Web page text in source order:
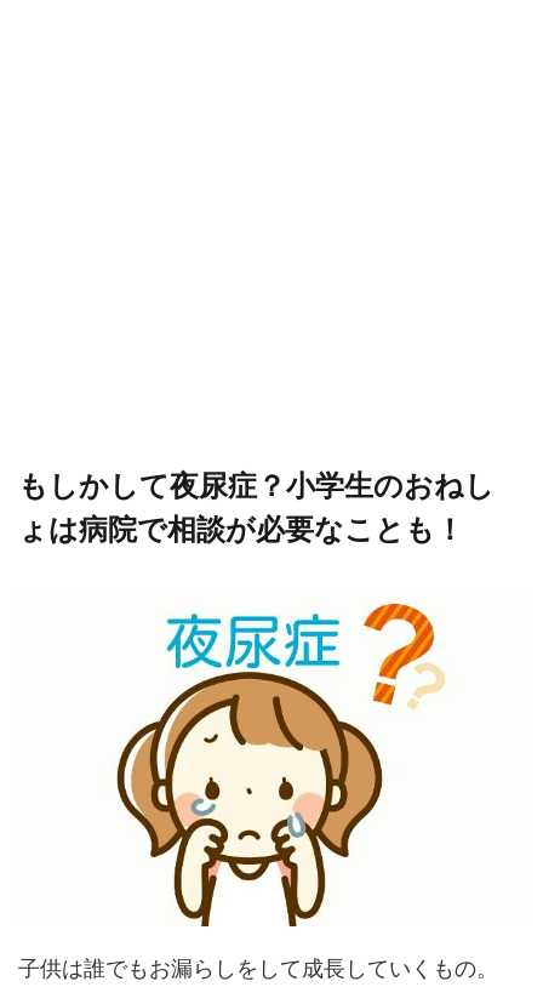
もしかして夜尿症？小学生のおねし
ょは病院で相談が必要なことも！
子供は誰でもお漏らしをして成長していくもの。